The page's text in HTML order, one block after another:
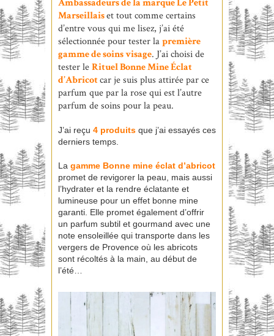
Ambassadeursde la marqueLe Petit
Marseillaiset tout comme certains
d’entre vous qui me lisez, j’ai été
sélectionnée pour tester lapremière
gamme de soins visage. J’ai choisi de
tester leRituel Bonne Mine Éclat
d’Abricotcar je suis plus attirée par ce
parfum que par la rose qui est l’autre
parfum de soins pour la peau.
J’ai reçu 4 produits que j’ai essayés ces
derniers temps.
La gamme Bonne mine éclat d’abricot
promet de revigorer la peau, mais aussi
l’hydrater et la rendre éclatante et
lumineuse pour un effet bonne mine
garanti. Elle promet également d’offrir
un parfum subtil et gourmand avec une
note ensoleillée qui transporte dans les
vergers de Provence où les abricots
sont récoltés à la main, au début de
l’été…